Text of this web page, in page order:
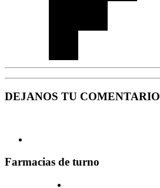
DEJANOS TU COMENTARIO
Farmacias de turno